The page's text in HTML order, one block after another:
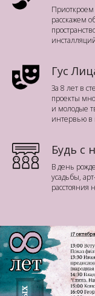
Приоткроем
расскажем
Гус
За 8 лет в
проекты
и молодые
интервью в
Будь с
В день
усадьбы,
расстояния